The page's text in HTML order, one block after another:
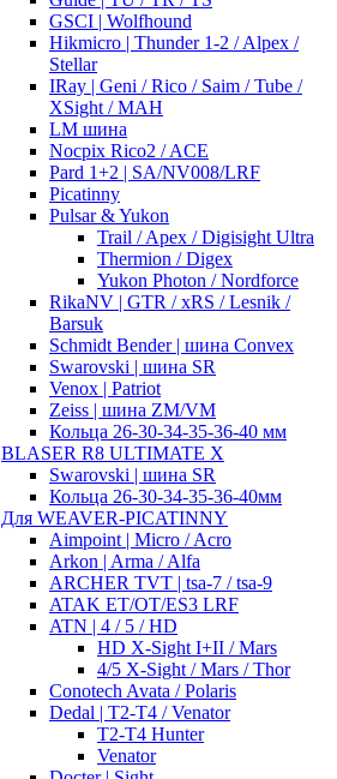
GSCI | Wolfhound
Hikmicro | Thunder 1-2 / Alpex /
Stellar
IRay | Geni / Rico / Saim / Tube /
XSight / MAH
LM шина
Nocpix Rico2 / ACE
Pard 1+2 | SA/NV008/LRF
Picatinny
Pulsar & Yukon
Trail / Apex / Digisight Ultra
Thermion / Digex
Yukon Photon / Nordforce
RikaNV | GTR / xRS / Lesnik /
Barsuk
Schmidt Bender | шина Convex
Swarovski | шина SR
Venox | Patriot
Zeiss | шина ZM/VM
Кольца 26-30-34-35-36-40 мм
BLASER R8 ULTIMATE X
Swarovski | шина SR
Кольца 26-30-34-35-36-40мм
Для WEAVER-PICATINNY
Aimpoint | Micro / Acro
Arkon | Arma / Alfa
ARCHER TVT | tsa-7 / tsa-9
ATAK ET/OT/ES3 LRF
ATN | 4 / 5 / HD
HD X-Sight I+II / Mars
4/5 X-Sight / Mars / Thor
Conotech Avata / Polaris
Dedal | T2-T4 / Venator
T2-T4 Hunter
Venator